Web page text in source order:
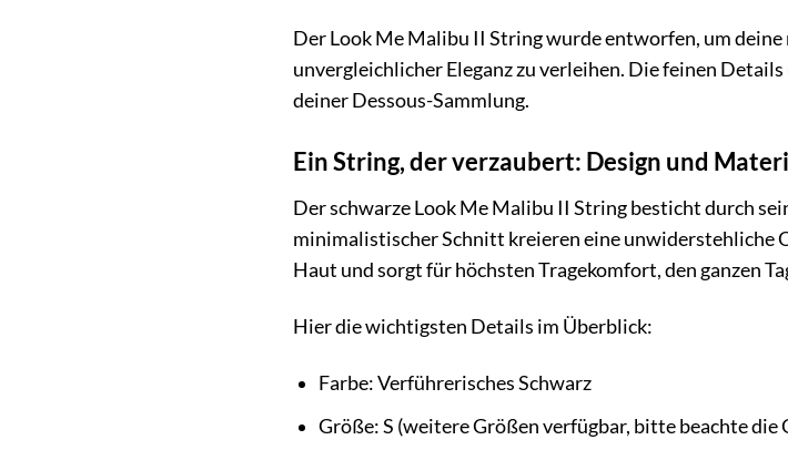
Der Look Me Malibu II String wurde entworfen, um
unvergleichlicher Eleganz zu verleihen. Die feinen
deiner Dessous-Sammlung.
Ein String, der verzaubert: Design und
Der schwarze Look Me Malibu II String besticht durch
minimalistischer Schnitt kreieren eine unwiderstehliche
Haut und sorgt für höchsten Tragekomfort, den ganzen
Hier die wichtigsten Details im Überblick:
Farbe: Verführerisches Schwarz
Größe: S (weitere Größen verfügbar, bitte beachte die